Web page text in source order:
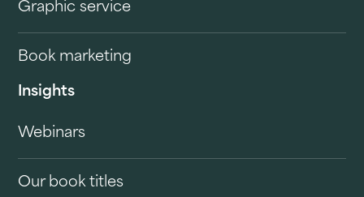
Graphic service
Book marketing
Insights
Webinars
Our book titles